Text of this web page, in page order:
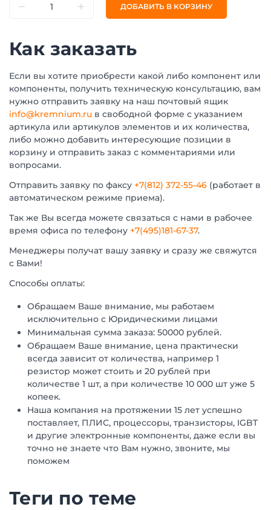
ДОБАВИТЬ В КОРЗИНУ
Как заказать
Если вы хотите приобрести какой либо компонент или
компоненты, получить техническую консультацию, вам
нужно отправить заявку на наш почтовый ящик
info@kremnium.ru в свободной форме с указанием
артикула или артикулов элементов и их количества,
либо можно добавить интересующие позиции в
корзину и отправить заказ с комментариями или
вопросами.
Отправить заявку по факсу +7(812) 372-55-46 (работает в
автоматическом режиме приема).
Так же Вы всегда можете связаться с нами в рабочее
время офиса по телефону +7(495)181-67-37.
Менеджеры получат вашу заявку и сразу же свяжутся
с Вами!
Способы оплаты:
Обращаем Ваше внимание, мы работаем
исключительно с Юридическими лицами
Минимальная сумма заказа: 50000 рублей.
Обращаем Ваше внимание, цена практически
всегда зависит от количества, например 1
резистор может стоить и 20 рублей при
количестве 1 шт, а при количестве 10 000 шт уже 5
копеек.
Наша компания на протяжении 15 лет успешно
поставляет, ПЛИС, процессоры, транзисторы, IGBT
и другие электронные компоненты, даже если вы
точно не знаете что Вам нужно, звоните, мы
поможем
Теги по теме